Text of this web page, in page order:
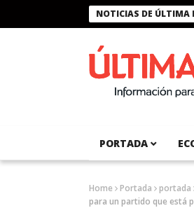
NOTICIAS DE ÚLTIMA
Presidente Bukele condecora
PORTADA
Home Portada portada
para un partido que está